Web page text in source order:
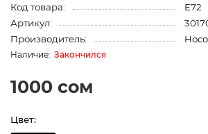
Код товара:
E72
Артикул:
Производитель:
Hoco
Закончился
1000 сом
Цвет: